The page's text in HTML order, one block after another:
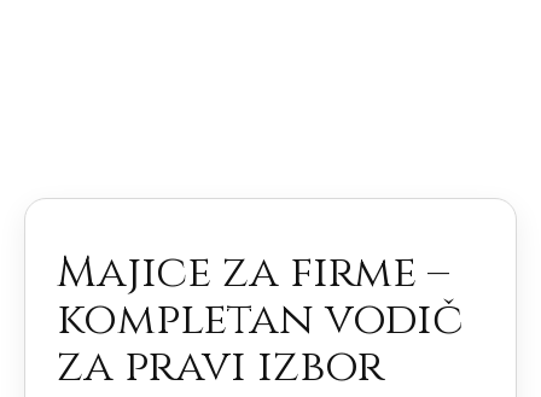
Majice za firme –
kompletan vodič
za pravi izbor